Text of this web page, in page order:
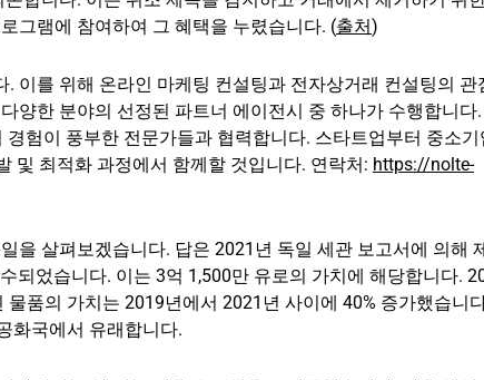
그램에 참여하여 그 혜택을 누렸습니다. (출처)
이를 위해 온라인 마케팅 컨설팅과 전자상거래 컨설팅의 관
양한 분야의 선정된 파트너 에이전시 중 하나가 수행합니다
험이 풍부한 전문가들과 협력합니다. 스타트업부터 중소기
및 최적화 과정에서 함께할 것입니다. 연락처: https://nolte-
을 살펴보겠습니다. 답은 2021년 독일 세관 보고서에 의해
되었습니다. 이는 3억 1,500만 유로의 가치에 해당합니다.
품의 가치는 2019년에서 2021년 사이에 40% 증가했습니
화국에서 유래합니다.